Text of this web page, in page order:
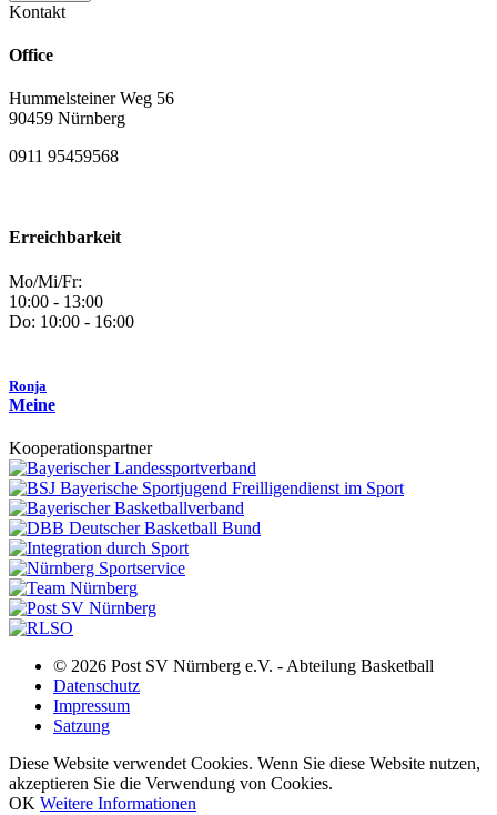
Kontakt
Office
Hummelsteiner Weg 56
90459 Nürnberg
0911 95459568
Erreichbarkeit
Mo/Mi/Fr:
10:00 - 13:00
Do: 10:00 - 16:00
Ronja
Meine
Kooperationspartner
© 2026 Post SV Nürnberg e.V. - Abteilung Basketball
Datenschutz
Impressum
Satzung
Diese Website verwendet Cookies. Wenn Sie diese Website nutzen,
akzeptieren Sie die Verwendung von Cookies.
OK Weitere Informationen